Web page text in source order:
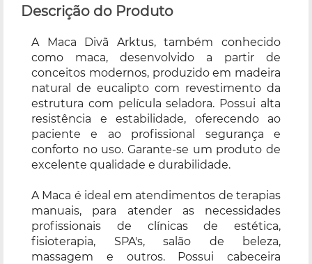
Descrição do Produto
A Maca Divã Arktus, também conhecido
como maca, desenvolvido a partir de
conceitos modernos, produzido em madeira
natural de eucalipto com revestimento da
estrutura com película seladora. Possui alta
resistência e estabilidade, oferecendo ao
paciente e ao profissional segurança e
conforto no uso. Garante-se um produto de
excelente qualidade e durabilidade.
A Maca é ideal em atendimentos de terapias
manuais, para atender as necessidades
profissionais de clínicas de estética,
fisioterapia, SPA's, salão de beleza,
massagem e outros. Possui cabeceira